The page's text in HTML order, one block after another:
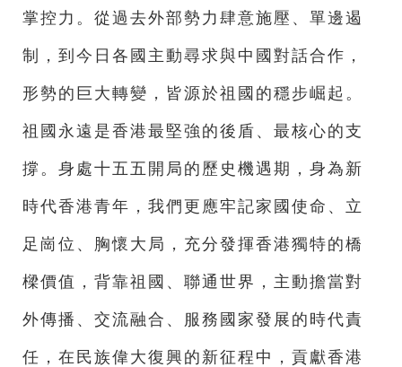
掌控力。從過去外部勢力肆意施壓、單邊遏
制，到今日各國主動尋求與中國對話合作，
形勢的巨大轉變，皆源於祖國的穩步崛起。
祖國永遠是香港最堅強的後盾、最核心的支
撐。身處十五五開局的歷史機遇期，身為新
時代香港青年，我們更應牢記家國使命、立
足崗位、胸懷大局，充分發揮香港獨特的橋
樑價值，背靠祖國、聯通世界，主動擔當對
外傳播、交流融合、服務國家發展的時代責
任，在民族偉大復興的新征程中，貢獻香港